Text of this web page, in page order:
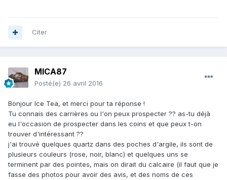
Citer
MICA87
Posté(e) 26 avril 2016
Bonjour Ice Tea, et merci pour ta réponse !
Tu connais des carrières ou l'on peux prospecter ?? as-tu déjà
eu l'occasion de prospecter dans les coins et que peux t-on
trouver d'intéressant ??
j'ai trouvé quelques quartz dans des poches d'argile, ils sont de
plusieurs couleurs (rose, noir, blanc) et quelques uns se
terminent par des pointes, mais on dirait du calcaire (il faut que je
fasse des photos pour avoir des avis, et des noms de ces